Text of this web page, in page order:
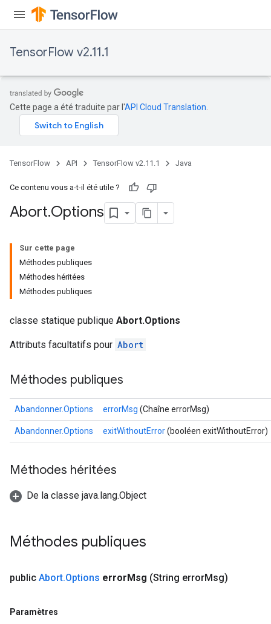
TensorFlow v2.11.1
Cette page a été traduite par l'API Cloud Translation
TensorFlow API TensorFlow v2.11.1 Java
Ce contenu vous a-t-il été utile ?
Abort.Options
Sur cette page
Méthodes publiques
Méthodes héritées
Méthodes publiques
classe statique publique Abort.Options
Attributs facultatifs pour Abort
Méthodes publiques
Abandonner.Options errorMsg (Chaîne errorMsg)
Abandonner.Options exitWithoutError(booléen exitWithoutError)
Méthodes héritées
De la classe java.lang.Object
Méthodes publiques
public Abort.Options errorMsg (String errorMsg)
Paramètres